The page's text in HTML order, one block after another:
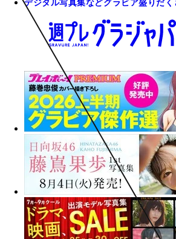
デジタル写真集などグラビア盛りだく